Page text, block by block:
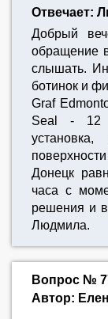
Отвечает:
Добрый
обращение
слышать.
ботинок и
Graf
Seal - 12
Донецк
часа с
решения и
Людмила.
Вопрос №
Автор: